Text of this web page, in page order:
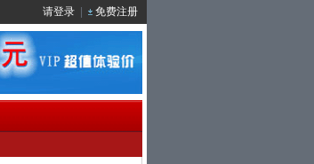
请登录 免费注册